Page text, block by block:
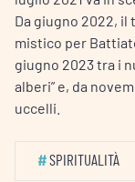
Da giugno 2022, il
mistico per
giugno 2023 tra i
alberi” e, da
uccelli.
#SPIRITUALITÀ